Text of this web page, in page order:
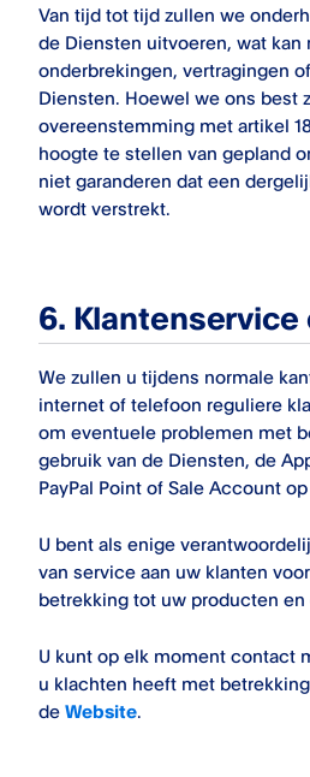
Van tijd tot tijd zullen we
de Diensten uitvoeren, wat kan
onderbrekingen, vertragingen
Diensten. Hoewel we ons best
overeenstemming met artikel
hoogte te stellen van gepland
niet garanderen dat een
wordt verstrekt.
6. Klantenservice
We zullen u tijdens normale
internet of telefoon reguliere
om eventuele problemen met
gebruik van de Diensten, de
PayPal Point of Sale Account
U bent als enige
van service aan uw klanten
betrekking tot uw producten en
U kunt op elk moment contact
u klachten heeft met
de Website.